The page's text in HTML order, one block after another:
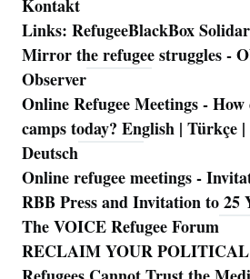
Kontakt
Links: RefugeeBlackBox
Mirror the refugee struggles -
Observer
Online Refugee Meetings - How
camps today? English | Türkçe
Deutsch
Online refugee meetings -
RBB Press and Invitation to 25
The VOICE Refugee Forum
RECLAIM YOUR